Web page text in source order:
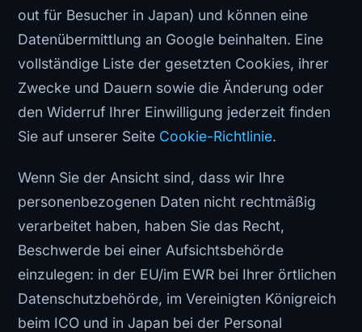
out für Besucher in Japan) und können eine
Datenübermittlung an Google beinhalten. Eine
vollständige Liste der gesetzten Cookies, ihrer
Zwecke und Dauern sowie die Änderung oder
den Widerruf Ihrer Einwilligung jederzeit finden
Sie auf unserer Seite Cookie-Richtlinie.
Wenn Sie der Ansicht sind, dass wir Ihre
personenbezogenen Daten nicht rechtmäßig
verarbeitet haben, haben Sie das Recht,
Beschwerde bei einer Aufsichtsbehörde
einzulegen: in der EU/im EWR bei Ihrer örtlichen
Datenschutzbehörde, im Vereinigten Königreich
beim ICO und in Japan bei der Personal